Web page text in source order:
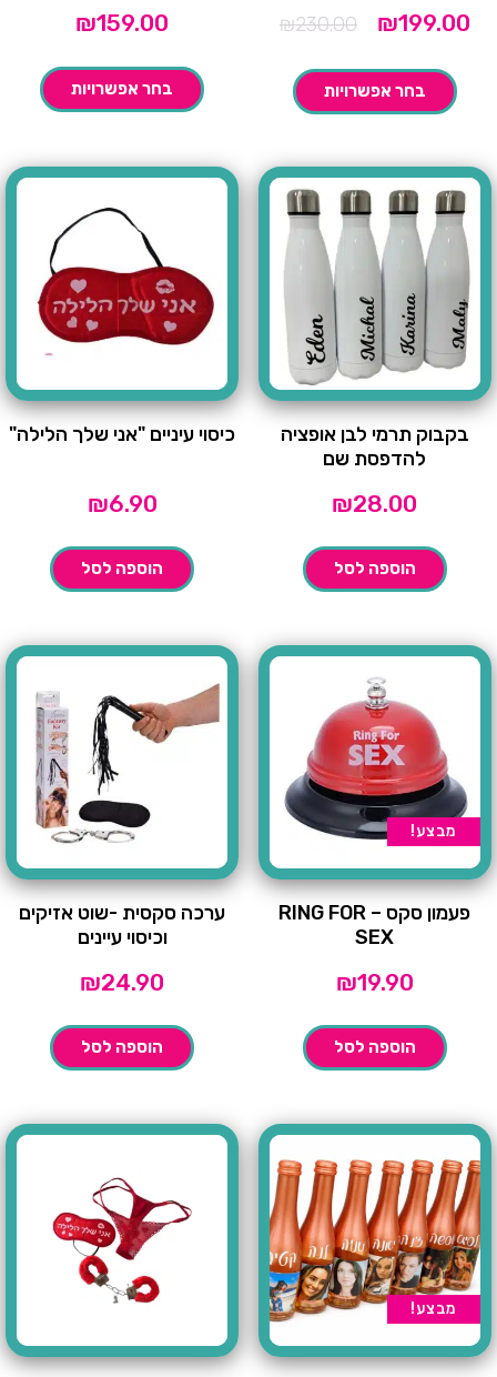
₪230.00
המחיר
המקורי
₪230.00.
₪199.00
בחר אפשרויות
₪159.00
בחר אפשרויות
בקבוק תרמי לבן אופציה
להדפסת שם
₪28.00
הוספה לסל
כיסוי עיניים "אני שלך הלילה"
₪6.90
הוספה לסל
מבצע!
פעמון סקס – RING FOR
SEX
₪19.90
הוספה לסל
ערכה סקסית -שוט אזיקים
וכיסוי עיינים
₪24.90
הוספה לסל
מבצע!